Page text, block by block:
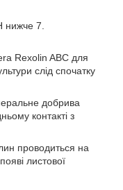
нижче 7.
Rexolin ABC для
слід спочатку
добрива
контакті з
проводиться на
листової